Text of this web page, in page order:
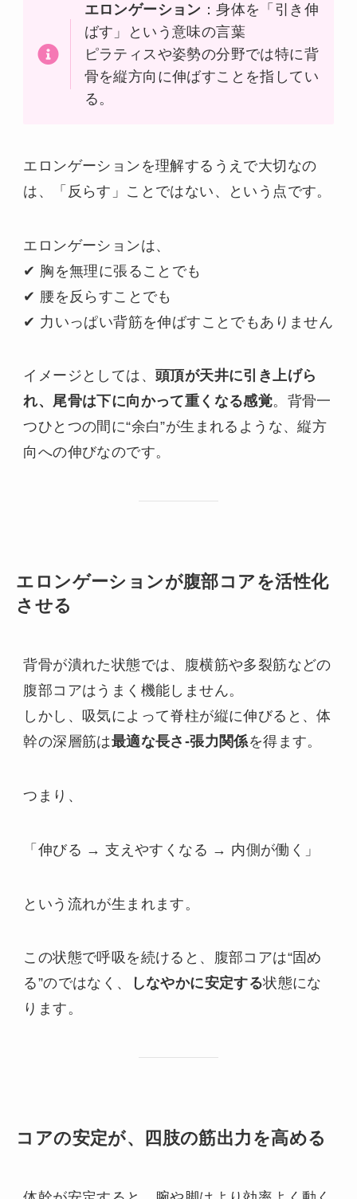
エロンゲーション ：身体を「引き伸
ばす」という意味の言葉
ピラティスや姿勢の分野では特に背
骨を縦方向に伸ばすことを指してい
る。
エロンゲーションを理解するうえで大切なの
は、「反らす」ことではない、という点です。
エロンゲーションは、
✔ 胸を無理に張ることでも
✔ 腰を反らすことでも
✔ 力いっぱい背筋を伸ばすことでもありません
イメージとしては、頭頂が天井に引き上げら
れ、尾骨は下に向かって重くなる感覚。背骨一
つひとつの間に“余白”が生まれるような、縦方
向への伸びなのです。
エロンゲーションが腹部コアを活性化
させる
背骨が潰れた状態では、腹横筋や多裂筋などの
腹部コアはうまく機能しません。
しかし、吸気によって脊柱が縦に伸びると、体
幹の深層筋は最適な長さ‐張力関係を得ます。
つまり、
「伸びる → 支えやすくなる → 内側が働く」
という流れが生まれます。
この状態で呼吸を続けると、腹部コアは“固め
る”のではなく、
しなやかに安定する状態にな
ります。
コアの安定が、四肢の筋出力を高める